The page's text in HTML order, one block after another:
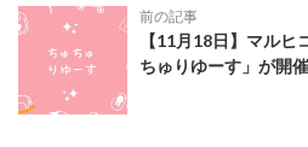
前の記事
【11月18日】マル
ちゅりゆーす」が開